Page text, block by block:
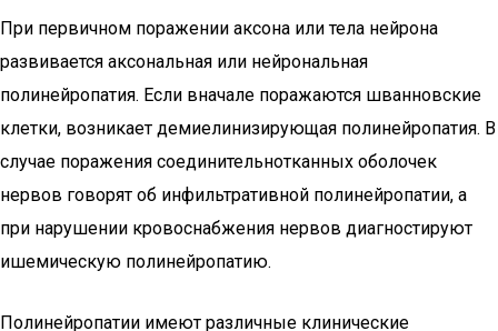
При первичном поражении аксона или тела нейрона
развивается аксональная или нейрональная
полинейропатия. Если вначале поражаются шванновские
клетки, возникает демиелинизирующая полинейропатия. В
случае поражения соединительнотканных оболочек
нервов говорят об инфильтративной полинейропатии, а
при нарушении кровоснабжения нервов диагностируют
ишемическую полинейропатию.
Полинейропатии имеют различные клинические